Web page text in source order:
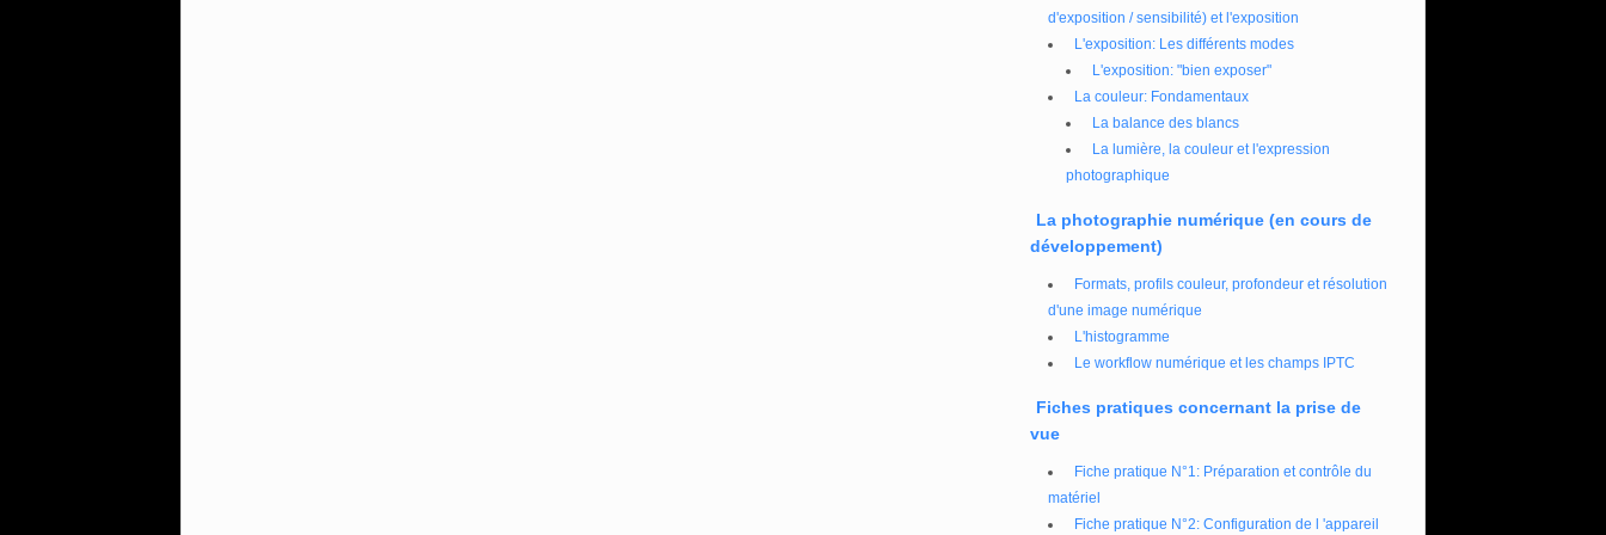
d'exposition / sensibilité) et l'exposition
L'exposition: Les différents modes
L'exposition: "bien exposer"
La couleur: Fondamentaux
La balance des blancs
La lumière, la couleur et l'expression
photographique
La photographie numérique (en cours de
développement)
Formats, profils couleur, profondeur et résolution
d'une image numérique
L'histogramme
Le workflow numérique et les champs IPTC
Fiches pratiques concernant la prise de
vue
Fiche pratique N°1: Préparation et contrôle du
matériel
Fiche pratique N°2: Configuration de l 'appareil